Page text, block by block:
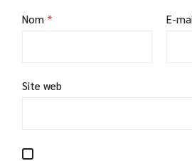
Nom * E-
Site web